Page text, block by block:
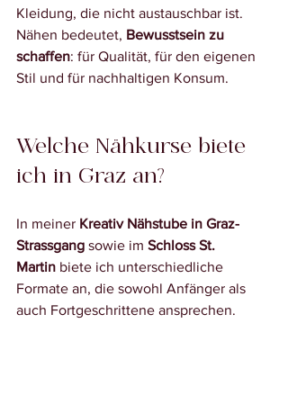
Kleidung, die nicht austauschbar ist.
Nähen bedeutet, Bewusstsein zu
schaffen: für Qualität, für den eigenen
Stil und für nachhaltigen Konsum.
Welche Nähkurse biete
ich in Graz an?
In meiner Kreativ Nähstube in Graz-
Strassgang sowie im Schloss St.
Martin biete ich unterschiedliche
Formate an, die sowohl Anfänger als
auch Fortgeschrittene ansprechen.